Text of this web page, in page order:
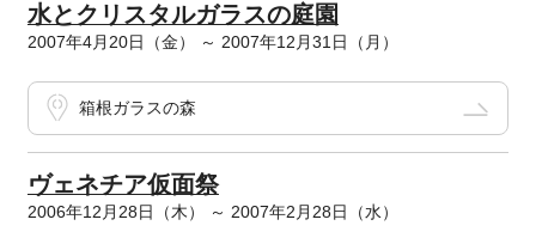
水とクリスタルガラスの庭園
2007年4月20日（金） ～ 2007年12月31日（月）
箱根ガラスの森
ヴェネチア仮面祭
2006年12月28日（木） ～ 2007年2月28日（水）